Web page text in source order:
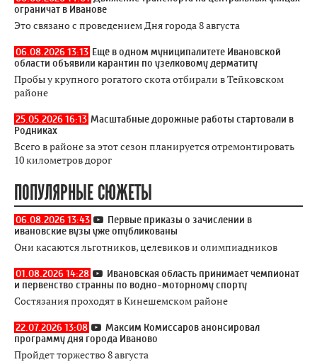
ограничат в Иванове
Это связано с проведением Дня города 8 августа
06.08.2026 13:13 Ещё в одном муниципалитете Ивановской
области объявили карантин по узелковому дерматиту
Пробы у крупного рогатого скота отбирали в Тейковском
районе
25.05.2026 16:13 Масштабные дорожные работы стартовали в
Родниках
Всего в районе за этот сезон планируется отремонтировать
10 километров дорог
ПОПУЛЯРНЫЕ СЮЖЕТЫ
06.08.2026 13:43
Первые приказы о зачислении в
ивановские вузы уже опубликованы
Они касаются льготников, целевиков и олимпиадников
01.08.2026 14:28
Ивановская область принимает чемпионат
и первенство странны по водно-моторному спорту
Состязания проходят в Кинешемском районе
22.07.2026 13:08
Максим Комиссаров анонсировал
программу дня города Иваново
Пройдет торжество 8 августа